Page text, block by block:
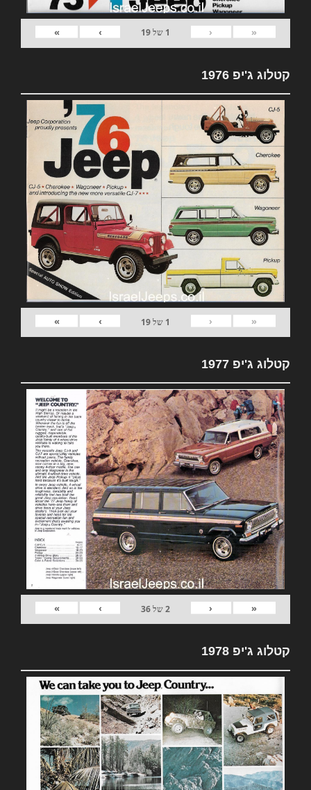
«
‹
1 של19
›
»
קטלוג ג'יפ 1976
«
‹
1 של19
›
»
קטלוג ג'יפ 1977
«
‹
2של36
›
»
קטלוג ג'יפ 1978